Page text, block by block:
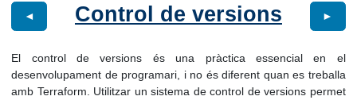
◄ Control de versions ►
El control de versions és una pràctica essencial en el
desenvolupament de programari, i no és diferent quan es treballa
amb Terraform. Utilitzar un sistema de control de versions permet